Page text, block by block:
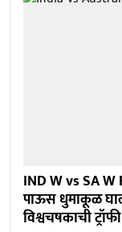
IND W vs SA
पाऊस धुमाकूळ
विश्वचषकाची